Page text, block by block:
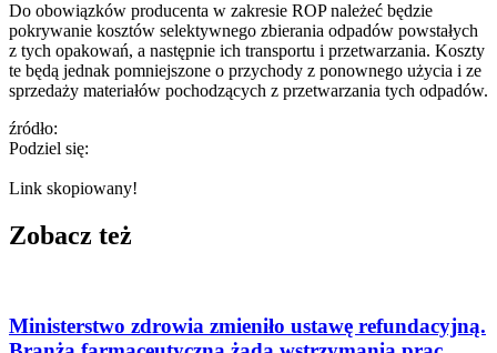
Do obowiązków producenta w zakresie ROP należeć będzie
pokrywanie kosztów selektywnego zbierania odpadów powstałych
z tych opakowań, a następnie ich transportu i przetwarzania. Koszty
te będą jednak pomniejszone o przychody z ponownego użycia i ze
sprzedaży materiałów pochodzących z przetwarzania tych odpadów.
źródło:
Podziel się:
Link skopiowany!
Zobacz też
Ministerstwo zdrowia zmieniło ustawę refundacyjną.